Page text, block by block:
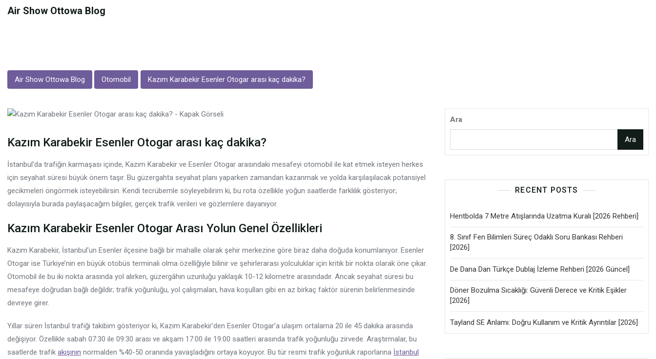
SkipAir Show Ottowa Blog
Air Show Ottowa Blog Otomobil Kazım Karabekir Esenler Otogar arası kaç dakika?
Kazım Karabekir Esenler Otogar arası kaç dakika?
İstanbul’da trafiğin karmaşası içinde, Kazım Karabekir ve Esenler Otogar arasındaki mesafeyi otomobil ile kat etmek isteyen herkes
için seyahat süresi büyük önem taşır. Bu güzergahta seyahat planı yaparken zamandan kazanmak ve yolda karşılaşılacak potansiyel
gecikmeleri öngörmek isteyebilirsin. Kendi tecrübemle söyleyebilirim ki, bu rota özellikle yoğun saatlerde farklılık gösteriyor;
dolayısıyla burada paylaşacağım bilgiler, gerçek trafik verileri ve gözlemlere dayanıyor.
Kazım Karabekir Esenler Otogar Arası Yolun Genel Özellikleri
Kazım Karabekir, İstanbul’un Esenler ilçesine bağlı bir mahalle olarak şehir merkezine göre biraz daha doğuda konumlanıyor. Esenler
Otogar ise Türkiye’nin en büyük otobüs terminali olma özelliğiyle bilinir ve şehirlerarası yolculuklar için kritik bir nokta olarak öne çıkar.
Otomobil ile bu iki nokta arasında yol alırken, güzergâhın uzunluğu yaklaşık 10-12 kilometre arasındadır. Ancak seyahat süresi bu
mesafeye doğrudan bağlı değildir; trafik yoğunluğu, yol çalışmaları, hava koşulları gibi en az birkaç faktör sürenin belirlenmesinde
devreye girer.
Yıllar süren İstanbul trafiği takibim gösteriyor ki, Kazım Karabekir’den Esenler Otogar’a ulaşım ortalama 20 ile 45 dakika arasında
değişiyor. Özellikle sabah 07:30 ile 09:30 arası ve akşam 17:00 ile 19:00 saatleri arasında trafik yoğunluğu zirvede. Araştırmalar, bu
saatlerde trafik akışının normalden %40-50 oranında yavaşladığını ortaya koyuyor. Bu tür resmi trafik yoğunluk raporlarına İstanbul
Ara
Ara
RECENT POSTS
Hentbolda 7 Metre Atışlarında Uzatma Kuralı [2026 Rehberi]
8. Sınıf Fen Bilimleri Süreç Odaklı Soru Bankası Rehberi
[2026]
De Dana Dan Türkçe Dublaj İzleme Rehberi [2026 Güncel]
Döner Bozulma Sıcaklığı: Güvenli Derece ve Kritik Eşikler
[2026]
Tayland SE Anlamı: Doğru Kullanım ve Kritik Ayrıntılar [2026]